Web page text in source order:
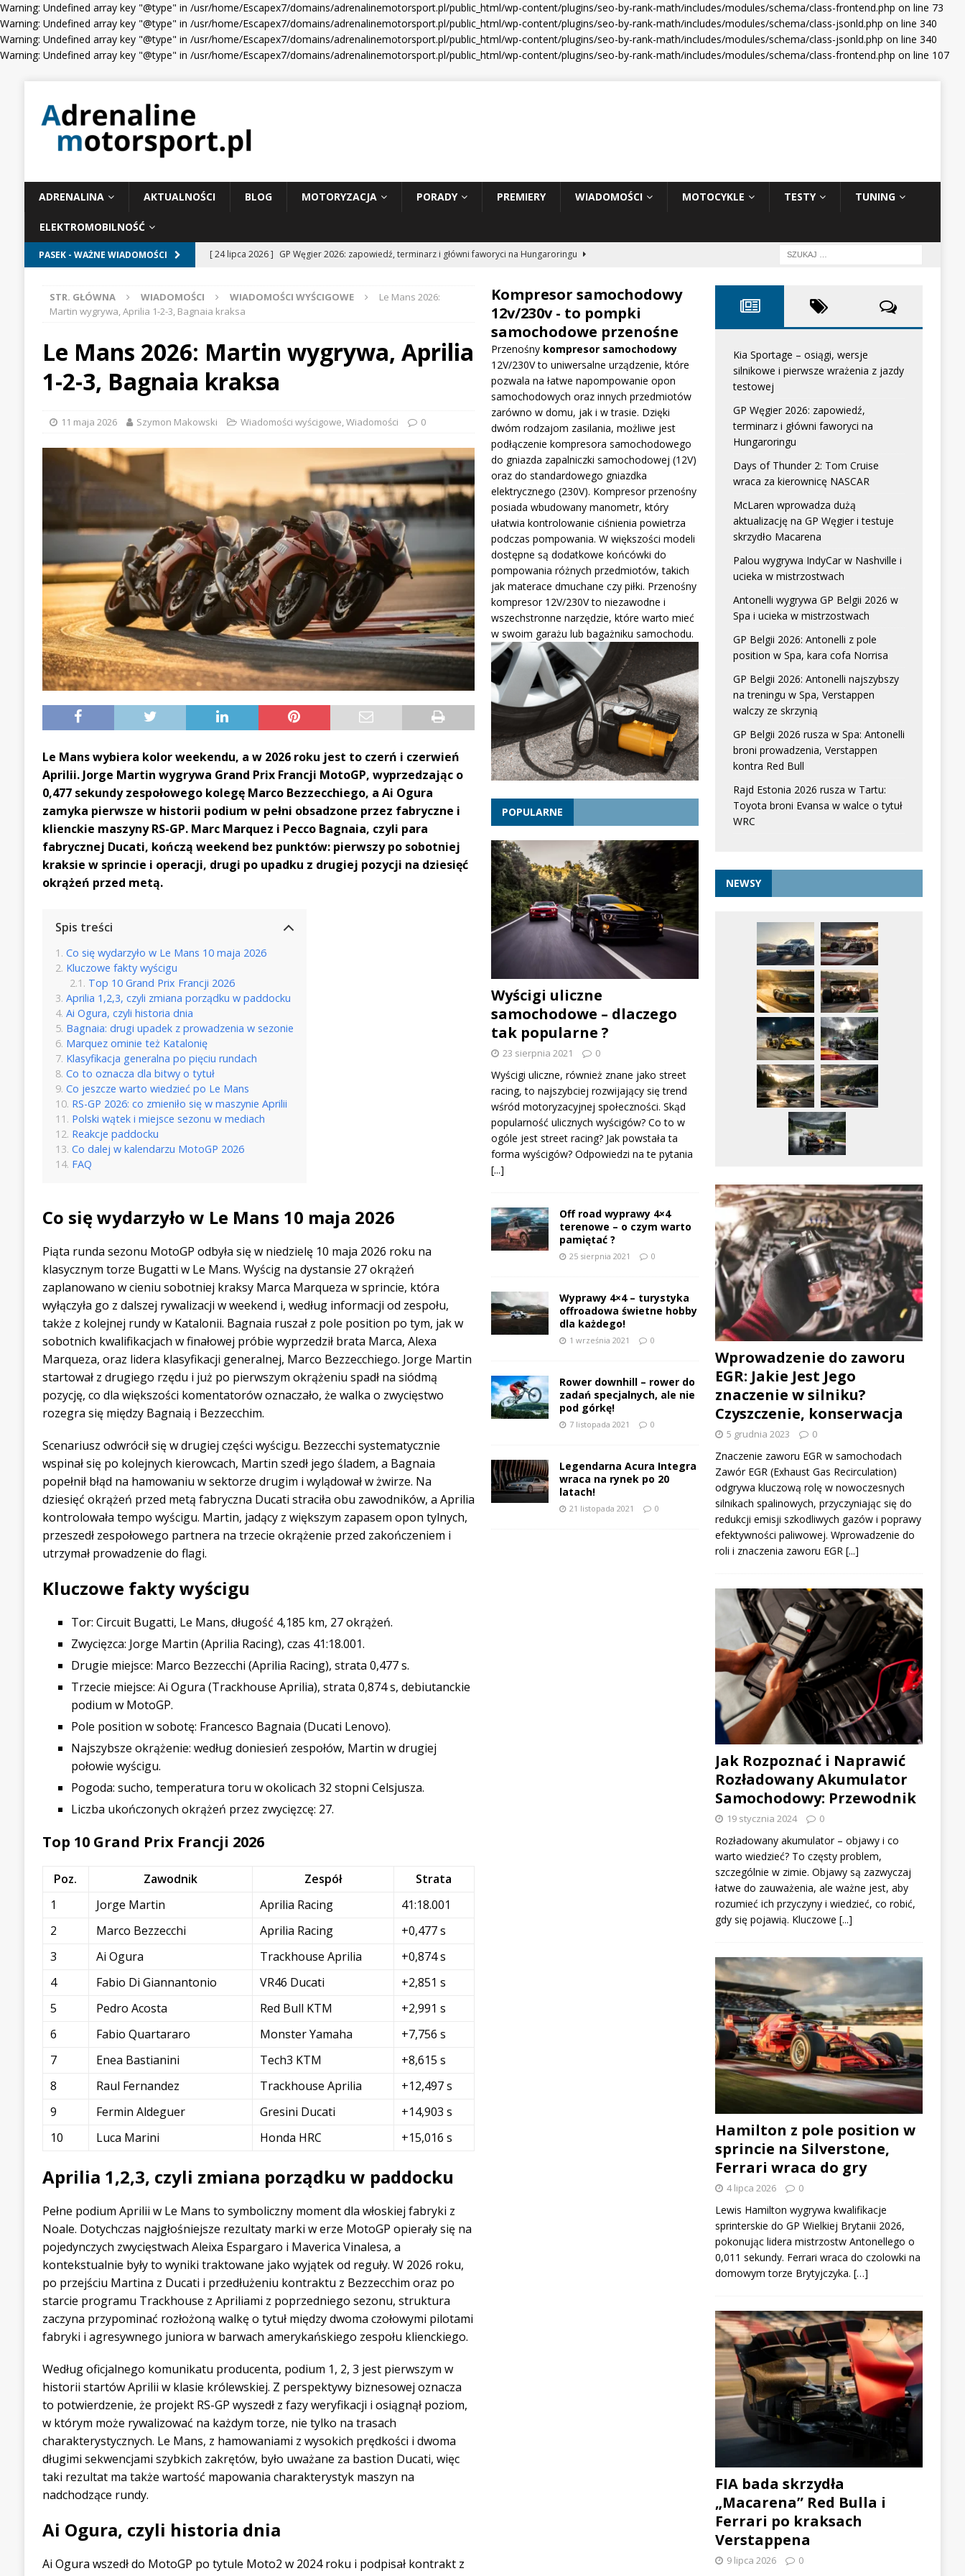
Warning: Undefined array key "@type" in /usr/home/Escapex7/domains/adrenalinemotorsport.pl/public_html/wp-content/plugins/seo-by-rank-math/includes/modules/schema/class-frontend.php on line 73
Warning: Undefined array key "@type" in /usr/home/Escapex7/domains/adrenalinemotorsport.pl/public_html/wp-content/plugins/seo-by-rank-math/includes/modules/schema/class-jsonld.php on line 340
Warning: Undefined array key "@type" in /usr/home/Escapex7/domains/adrenalinemotorsport.pl/public_html/wp-content/plugins/seo-by-rank-math/includes/modules/schema/class-jsonld.php on line 340
Warning: Undefined array key "@type" in /usr/home/Escapex7/domains/adrenalinemotorsport.pl/public_html/wp-content/plugins/seo-by-rank-math/includes/modules/schema/class-frontend.php on line 107
ADRENALINA AKTUALNOŚCI BLOG MOTORYZACJA PORADY PREMIERY WIADOMOŚCI MOTOCYKLE TESTY TUNING
ELEKTROMOBILNOŚĆ
PASEK - WAŻNE WIADOMOŚCI [ 24 lipca 2026 ] GP Węgier 2026: zapowiedź, terminarz i główni faworyci na Hungaroringu
[ 23 lipca 2026 ] Days of Thunder 2: Tom Cruise wraca za kierownicę NASCAR
WIADOMOŚCI
[ 22 lipca 2026 ] McLaren wprowadza dużą aktualizację na GP Węgier i testuje skrzydło Macarena
WIADOMOŚCI WYŚCIGOWE
Palou wygrywa IndyCar w Nashville i ucieka w mistrzostwach
WIADOMOŚCI
WYŚCIGOWE
[ 30 lipca 2026 ] Kia Sportage – osiągi, wersje silnikowe i pierwsze wrażenia z jazdy testowej
STR. GŁÓWNA WIADOMOŚCI WIADOMOŚCI WYŚCIGOWE
Le Mans 2026:
Martin wygrywa, Aprilia 1-2-3, Bagnaia kraksa
Le Mans 2026: Martin wygrywa, Aprilia
1-2-3, Bagnaia kraksa
11 maja 2026 Szymon Makowski Wiadomości wyścigowe,Wiadomości 0
Le Mans wybiera kolor weekendu, a w 2026 roku jest to czerń i czerwień
Aprilii. Jorge Martin wygrywa Grand Prix Francji MotoGP, wyprzedzając o
0,477 sekundy zespołowego kolegę Marco Bezzecchiego, a Ai Ogura
zamyka pierwsze w historii podium w pełni obsadzone przez fabryczne i
klienckie maszyny RS-GP. Marc Marquez i Pecco Bagnaia, czyli para
fabrycznej Ducati, kończą weekend bez punktów: pierwszy po sobotniej
kraksie w sprincie i operacji, drugi po upadku z drugiej pozycji na dziesięć
okrążeń przed metą.
Spis treści
Co się wydarzyło w Le Mans 10 maja 2026
Kluczowe fakty wyścigu
Top 10 Grand Prix Francji 2026
Aprilia 1,2,3, czyli zmiana porządku w paddocku
Ai Ogura, czyli historia dnia
Bagnaia: drugi upadek z prowadzenia w sezonie
Marquez ominie też Katalonię
Klasyfikacja generalna po pięciu rundach
Co to oznacza dla bitwy o tytuł
Co jeszcze warto wiedzieć po Le Mans
RS-GP 2026: co zmieniło się w maszynie Aprilii
Polski wątek i miejsce sezonu w mediach
Reakcje paddocku
Co dalej w kalendarzu MotoGP 2026
FAQ
Co się wydarzyło w Le Mans 10 maja 2026
Piąta runda sezonu MotoGP odbyła się w niedzielę 10 maja 2026 roku na
klasycznym torze Bugatti w Le Mans. Wyścig na dystansie 27 okrążeń
zaplanowano w cieniu sobotniej kraksy Marca Marqueza w sprincie, która
wyłączyła go z dalszej rywalizacji w weekend i, według informacji od zespołu,
także z kolejnej rundy w Katalonii. Bagnaia ruszał z pole position po tym, jak w
sobotnich kwalifikacjach w finałowej próbie wyprzedził brata Marca, Alexa
Marqueza, oraz lidera klasyfikacji generalnej, Marco Bezzecchiego. Jorge Martin
startował z drugiego rzędu i już po pierwszym okrążeniu spadł na siódmą
pozycję, co dla większości komentatorów oznaczało, że walka o zwycięstwo
rozegra się między Bagnaią i Bezzecchim.
Scenariusz odwrócił się w drugiej części wyścigu. Bezzecchi systematycznie
wspinał się po kolejnych kierowcach, Martin szedł jego śladem, a Bagnaia
popełnił błąd na hamowaniu w sektorze drugim i wylądował w żwirze. Na
dziesięć okrążeń przed metą fabryczna Ducati straciła obu zawodników, a Aprilia
kontrolowała tempo wyścigu. Martin, jadący z większym zapasem opon tylnych,
przeszedł zespołowego partnera na trzecie okrążenie przed zakończeniem i
utrzymał prowadzenie do flagi.
Kluczowe fakty wyścigu
Tor: Circuit Bugatti, Le Mans, długość 4,185 km, 27 okrążeń.
Zwycięzca: Jorge Martin (Aprilia Racing), czas 41:18.001.
Drugie miejsce: Marco Bezzecchi (Aprilia Racing), strata 0,477 s.
Trzecie miejsce: Ai Ogura (Trackhouse Aprilia), strata 0,874 s, debiutanckie
podium w MotoGP.
Pole position w sobotę: Francesco Bagnaia (Ducati Lenovo).
Najszybsze okrążenie: według doniesień zespołów, Martin w drugiej
połowie wyścigu.
Pogoda: sucho, temperatura toru w okolicach 32 stopni Celsjusza.
Liczba ukończonych okrążeń przez zwycięzcę: 27.
Top 10 Grand Prix Francji 2026
Poz. Zawodnik Zespół
Strata
1
Jorge Martin Aprilia Racing
41:18.001
2
Marco Bezzecchi Aprilia Racing
+0,477 s
3
Ai Ogura Trackhouse Aprilia
+0,874 s
4
Fabio Di Giannantonio VR46 Ducati
+2,851 s
5
Pedro Acosta Red Bull KTM
+2,991 s
6
Fabio Quartararo Monster Yamaha
+7,756 s
7
Enea Bastianini Tech3 KTM
+8,615 s
8
Raul Fernandez Trackhouse Aprilia
+12,497 s
9
Fermin Aldeguer Gresini Ducati
+14,903 s
10
Luca Marini Honda HRC +15,016 s
Aprilia 1,2,3, czyli zmiana porządku w paddocku
Pełne podium Aprilii w Le Mans to symboliczny moment dla włoskiej fabryki z
Noale. Dotychczas najgłośniejsze rezultaty marki w erze MotoGP opierały się na
pojedynczych zwycięstwach Aleixa Espargaro i Maverica Vinalesa, a
kontekstualnie były to wyniki traktowane jako wyjątek od reguły. W 2026 roku,
po przejściu Martina z Ducati i przedłużeniu kontraktu z Bezzecchim oraz po
starcie programu Trackhouse z Apriliami z poprzedniego sezonu, struktura
zaczyna przypominać rozłożoną walkę o tytuł między dwoma czołowymi pilotami
fabryki i agresywnego juniora w barwach amerykańskiego zespołu klienckiego.
Według oficjalnego komunikatu producenta, podium 1, 2, 3 jest pierwszym w
historii startów Aprilii w klasie królewskiej. Z perspektywy biznesowej oznacza
to potwierdzenie, że projekt RS-GP wyszedł z fazy weryfikacji i osiągnął poziom,
w którym może rywalizować na każdym torze, nie tylko na trasach
charakterystycznych. Le Mans, z hamowaniami z wysokich prędkości i dwoma
długimi sekwencjami szybkich zakrętów, było uważane za bastion Ducati, więc
taki rezultat ma także wartość mapowania charakterystyk maszyn na
nadchodzące rundy.
Ai Ogura, czyli historia dnia
Ai Ogura wszedł do MotoGP po tytule Moto2 w 2024 roku i podpisał kontrakt z
Kompresor samochodowy
12v/230v - to pompki
samochodowe przenośne
Przenośny kompresor samochodowy
12V/230V to uniwersalne urządzenie, które
pozwala na łatwe napompowanie opon
samochodowych oraz innych przedmiotów
zarówno w domu, jak i w trasie. Dzięki
dwóm rodzajom zasilania, możliwe jest
podłączenie kompresora samochodowego
do gniazda zapalniczki samochodowej (12V)
oraz do standardowego gniazdka
elektrycznego (230V). Kompresor przenośny
posiada wbudowany manometr, który
ułatwia kontrolowanie ciśnienia powietrza
podczas pompowania. W większości modeli
dostępne są dodatkowe końcówki do
pompowania różnych przedmiotów, takich
jak materace dmuchane czy piłki. Przenośny
kompresor 12V/230V to niezawodne i
wszechstronne narzędzie, które warto mieć
w swoim garażu lub bagażniku samochodu.
POPULARNE
Wyścigi uliczne
samochodowe – dlaczego
tak popularne ?
23 sierpnia 2021 0
Wyścigi uliczne, również znane jako street
racing, to najszybciej rozwijający się trend
wśród motoryzacyjnej społeczności. Skąd
popularność ulicznych wyścigów? Co to w
ogóle jest street racing? Jak powstała ta
forma wyścigów? Odpowiedzi na te pytania
[...]
Off road wyprawy 4×4
terenowe – o czym warto
pamiętać ?
25 sierpnia 2021 0
Wyprawy 4×4 – turystyka
offroadowa świetne hobby
dla każdego!
1 września 2021 0
Rower downhill – rower do
zadań specjalnych, ale nie
pod górkę!
7 listopada 2021 0
Legendarna Acura Integra
wraca na rynek po 20
latach!
21 listopada 2021 0
Kia Sportage – osiągi, wersje
silnikowe i pierwsze wrażenia z jazdy
testowej
GP Węgier 2026: zapowiedź,
terminarz i główni faworyci na
Hungaroringu
Days of Thunder 2: Tom Cruise
wraca za kierownicę NASCAR
McLaren wprowadza dużą
aktualizację na GP Węgier i testuje
skrzydło Macarena
Palou wygrywa IndyCar w Nashville i
ucieka w mistrzostwach
Antonelli wygrywa GP Belgii 2026 w
Spa i ucieka w mistrzostwach
GP Belgii 2026: Antonelli z pole
position w Spa, kara cofa Norrisa
GP Belgii 2026: Antonelli najszybszy
na treningu w Spa, Verstappen
walczy ze skrzynią
GP Belgii 2026 rusza w Spa: Antonelli
broni prowadzenia, Verstappen
kontra Red Bull
Rajd Estonia 2026 rusza w Tartu:
Toyota broni Evansa w walce o tytuł
WRC
NEWSY
Wprowadzenie do zaworu
EGR: Jakie Jest Jego
znaczenie w silniku?
Czyszczenie, konserwacja
5 grudnia 2023 0
Znaczenie zaworu EGR w samochodach
Zawór EGR (Exhaust Gas Recirculation)
odgrywa kluczową rolę w nowoczesnych
silnikach spalinowych, przyczyniając się do
redukcji emisji szkodliwych gazów i poprawy
efektywności paliwowej. Wprowadzenie do
roli i znaczenia zaworu EGR [...]
Jak Rozpoznać i Naprawić
Rozładowany Akumulator
Samochodowy: Przewodnik
19 stycznia 2024 0
Rozładowany akumulator – objawy i co
warto wiedzieć? To częsty problem,
szczególnie w zimie. Objawy są zazwyczaj
łatwe do zauważenia, ale ważne jest, aby
rozumieć ich przyczyny i wiedzieć, co robić,
gdy się pojawią. Kluczowe [...]
Hamilton z pole position w
sprincie na Silverstone,
Ferrari wraca do gry
4 lipca 2026 0
Lewis Hamilton wygrywa kwalifikacje
sprinterskie do GP Wielkiej Brytanii 2026,
pokonując lidera mistrzostw Antonellego o
0,011 sekundy. Ferrari wraca do czolowki na
domowym torze Brytyjczyka. […]
FIA bada skrzydła
„Macarena” Red Bulla i
Ferrari po kraksach
Verstappena
9 lipca 2026 0